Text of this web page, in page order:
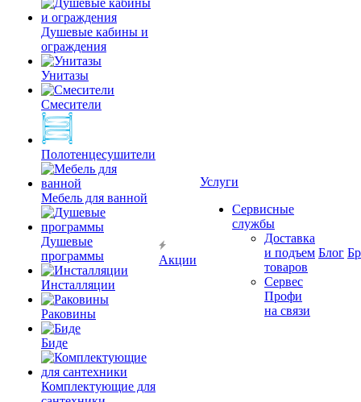
Душевые кабины и
ограждения
Унитазы
Смесители
Полотенцесушители
Мебель для ванной
Душевые
программы
Инсталляции
Раковины
Биде
Комплектующие для
Акции
Услуги
Сервисные
службы
Доставка
и подъем
товаров
Сервес
Профи
на связи
Блог